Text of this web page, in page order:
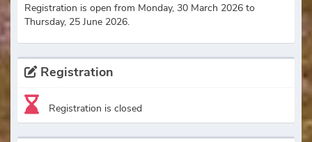
Registration is open from Monday, 30 March 2026 to
Thursday, 25 June 2026.
Registration
Registration is closed